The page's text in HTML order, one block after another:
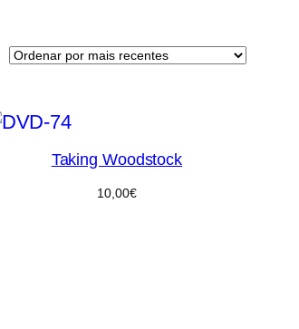
Taking Woodstock
10,00€